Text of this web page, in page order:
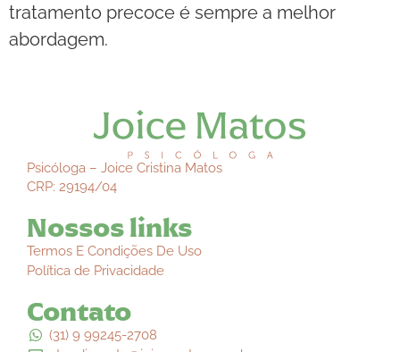
tratamento precoce é sempre a melhor
abordagem.
Psicóloga – Joice Cristina Matos
CRP: 29194/04
Nossos links
Termos E Condições De Uso
Política de Privacidade
Contato
(31) 9 99245-2708